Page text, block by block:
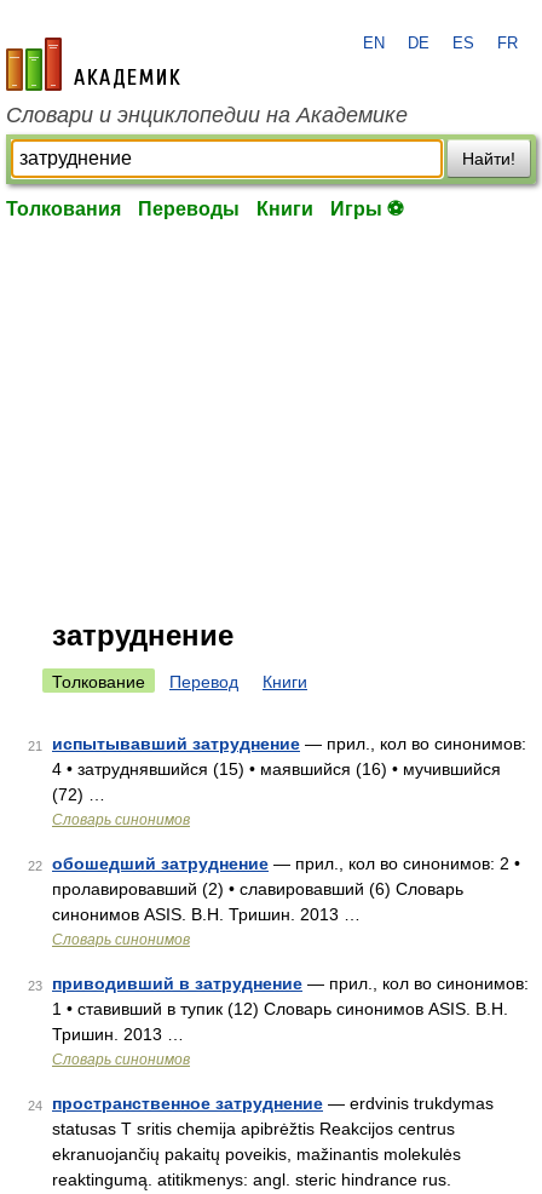
academic.ru
EN DE ES FR
Словари и энциклопедии на Академике
Найти!
Толкования Переводы Книги Игры ⚽
затруднение
Толкование Перевод Книги
21 испытывавший затруднение — прил., кол во синонимов:
4 • затруднявшийся (15) • маявшийся (16) • мучившийся
(72) …
Словарь синонимов
22 обошедший затруднение — прил., кол во синонимов: 2 •
пролавировавший (2) • славировавший (6) Словарь
синонимов ASIS. В.Н. Тришин. 2013 …
Словарь синонимов
23 приводивший в затруднение — прил., кол во синонимов:
1 • ставивший в тупик (12) Словарь синонимов ASIS. В.Н.
Тришин. 2013 …
Словарь синонимов
24 пространственное затруднение — erdvinis trukdymas
statusas T sritis chemija apibrėžtis Reakcijos centrus
ekranuojančių pakaitų poveikis, mažinantis molekulės
reaktingumą. atitikmenys: angl. steric hindrance rus.